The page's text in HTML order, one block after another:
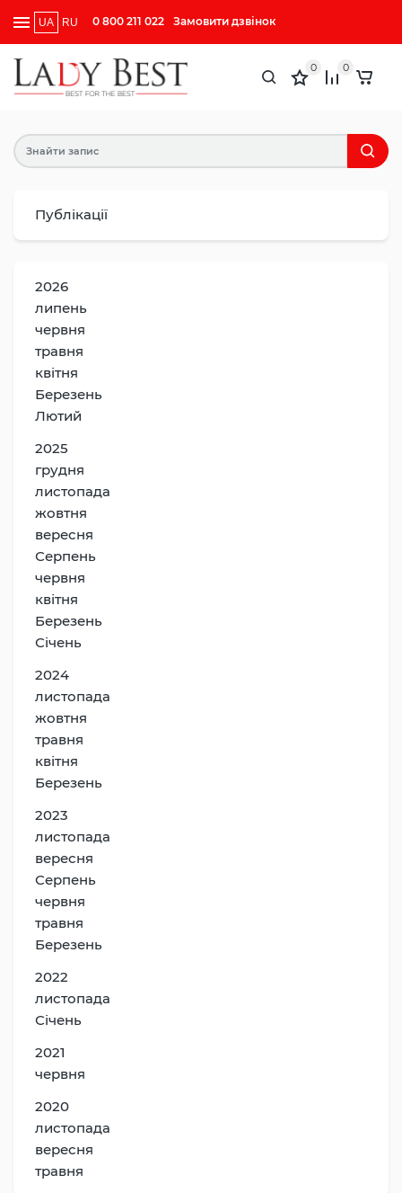
UA RU 0 800 211 022 Замовити дзвінок
0 0
Публікації
2026
липень
червня
травня
квітня
Березень
Лютий
2025
грудня
листопада
жовтня
вересня
Серпень
червня
квітня
Березень
Січень
2024
листопада
жовтня
травня
квітня
Березень
2023
листопада
вересня
Серпень
червня
травня
Березень
2022
листопада
Січень
2021
червня
2020
листопада
вересня
травня